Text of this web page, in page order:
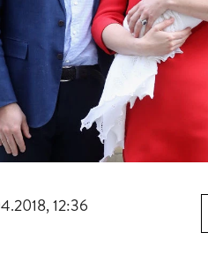
12:36